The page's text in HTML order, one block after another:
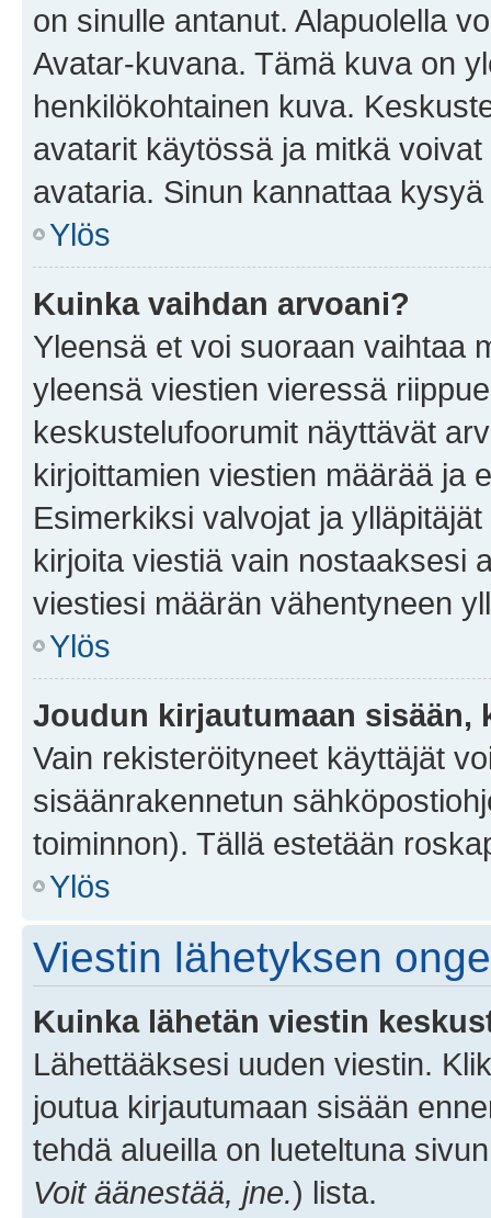
on sinulle antanut. Alapuolella
Avatar-kuvana. Tämä kuva on
henkilökohtainen kuva.
avatarit käytössä ja mitkä
avataria. Sinun kannattaa
Ylös
Kuinka vaihdan arvoani?
Yleensä et voi suoraan vaihtaa
yleensä viestien vieressä
keskustelufoorumit näyttävät
kirjoittamien viestien määrää ja
Esimerkiksi valvojat ja
kirjoita viestiä vain nostaaksesi
viestiesi määrän vähentyneen
Ylös
Joudun kirjautumaan sisään,
Vain rekisteröityneet käyttäjät
sisäänrakennetun
toiminnon). Tällä estetään
Ylös
Viestin lähetyksen
Kuinka lähetän viestin
Lähettääksesi uuden viestin.
joutua kirjautumaan sisään
tehdä alueilla on lueteltuna
Voit äänestää, jne.) lista.